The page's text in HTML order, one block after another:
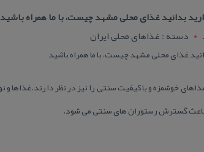
بدانید غذای محلی مشهد چیست، با ما همراه باشید
دسته : غذاهای محلی ایران
غذای محلی مشهد چیست، با ما همراه باشید
خوشمزه و با كیفیت سنتی را نیز در نظر دارند.غذاها
باعث گسترش رستوران های سنتی می شود.